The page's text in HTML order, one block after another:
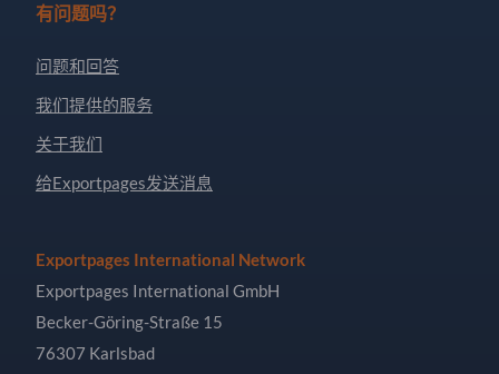
有问题吗？
问题和回答
我们提供的服务
关于我们
给Exportpages发送消息
Exportpages International Network
Exportpages International GmbH
Becker-Göring-Straße 15
76307 Karlsbad